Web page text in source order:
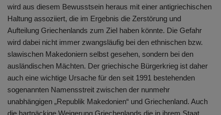
wird aus diesem Bewusstsein heraus mit einer antigriechischen
Haltung assoziiert, die im Ergebnis die Zerstörung und
Aufteilung Griechenlands zum Ziel haben könnte. Die Gefahr
wird dabei nicht immer zwangsläufig bei den ethnischen bzw.
slawischen Makedoniern selbst gesehen, sondern bei den
ausländischen Mächten. Der griechische Bürgerkrieg ist daher
auch eine wichtige Ursache für den seit 1991 bestehenden
sogenannten Namensstreit zwischen der nunmehr
unabhängigen „Republik Makedonien“ und Griechenland. Auch